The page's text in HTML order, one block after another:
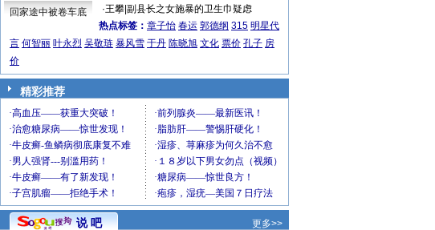
回家途中被卷车底
·王攀| 副县长之女施暴的卫生巾疑虑
热点标签： 章子怡 春运 郭德纲 315 明星代
言 何智丽 叶永烈 吴敬琏 暴风雪 于丹 陈晓旭 文化 票价 孔子 房
价
精彩推荐
说 吧 更多>>